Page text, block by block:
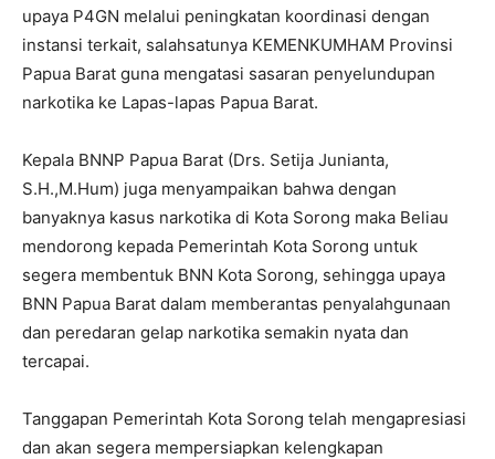
upaya P4GN melalui peningkatan koordinasi dengan
instansi terkait, salahsatunya KEMENKUMHAM Provinsi
Papua Barat guna mengatasi sasaran penyelundupan
narkotika ke Lapas-lapas Papua Barat.
Kepala BNNP Papua Barat (Drs. Setija Junianta,
S.H.,M.Hum) juga menyampaikan bahwa dengan
banyaknya kasus narkotika di Kota Sorong maka Beliau
mendorong kepada Pemerintah Kota Sorong untuk
segera membentuk BNN Kota Sorong, sehingga upaya
BNN Papua Barat dalam memberantas penyalahgunaan
dan peredaran gelap narkotika semakin nyata dan
tercapai.
Tanggapan Pemerintah Kota Sorong telah mengapresiasi
dan akan segera mempersiapkan kelengkapan